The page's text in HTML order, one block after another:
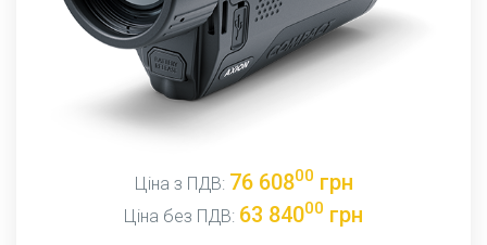
Ціна з ПДВ: 76 60800 грн
Ціна без ПДВ: 63 84000 грн